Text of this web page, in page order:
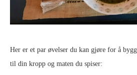
Her er et par øvelser du kan gjøre for å
til din kropp og maten du spiser: